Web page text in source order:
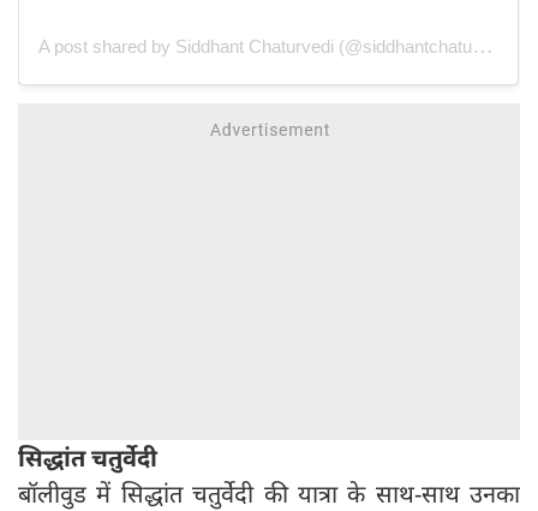
A post shared by Siddhant Chaturvedi (@siddhantchaturvedi)
सिद्धांत चतुर्वेदी
बॉलीवुड में सिद्धांत चतुर्वेदी की यात्रा के साथ-साथ उनका